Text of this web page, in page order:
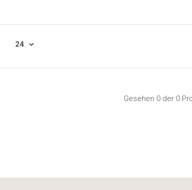
Gesehen 0 der 0